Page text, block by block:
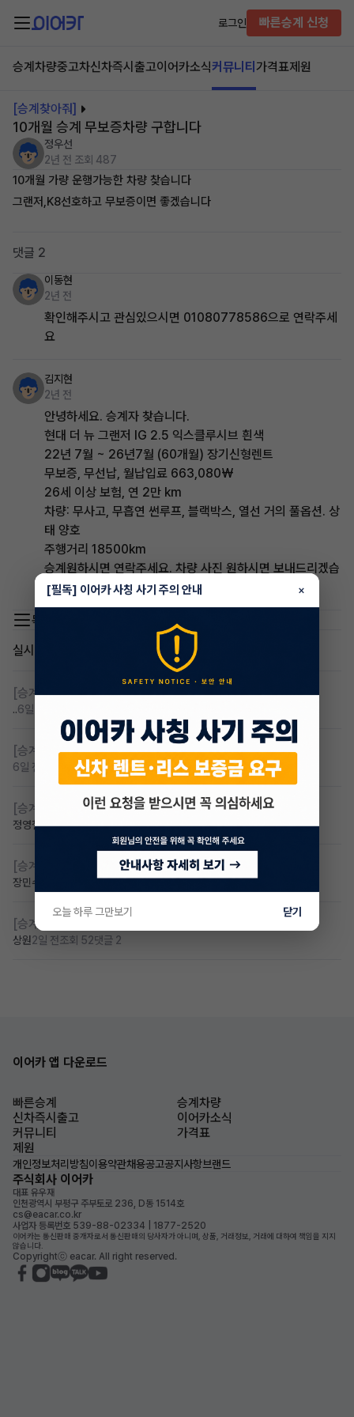
로그인 빠른승계 신청
승계차량중고차신차즉시출고이어카소식커뮤니티 가격표제원
[승계찾아줘]
10개월 승계 무보증차량 구합니다
정우선
2년 전 조회 487
10개월 가량 운행가능한 차량 찾습니다
그랜저,K8선호하고 무보증이면 좋겠습니다
댓글 2
이동현
2년 전
확인해주시고 관심있으시면 01080778586으로 연락주세
요
김지현
2년 전
안녕하세요. 승계자 찾습니다.
현대 더 뉴 그랜저 IG 2.5 익스클루시브 흰색
22년 7월 ~ 26년7월 (60개월) 장기신형렌트
무보증, 무선납, 월납입료 663,080₩
26세 이상 보험, 연 2만 km
차량: 무사고, 무흡연 썬루프, 블랙박스, 열선 거의 풀옵션. 상
태 양호
주행거리 18500km
승계원하시면 연락주세요. 차량 사진 원하시면 보내드리겠습
니다. 010-2353-3193
목록 이동
실시간 인기글
[승계찾아줘] 무심사 무보증 만21세 전기차 승계,2운전자
..6일 전
[승계찾아줘] 무보증 무심사 전기차 승계 알아봅니다
6일 전 조회 97댓글 1
[승계찾아줘] 무심사 차량구해요
정영철3일 전조회 75댓글 2
[승계찾아줘] 만 23세 무심사
장민수 조회 57댓글 1
[승계찾아줘]
상원2일 전조회 52댓글 2
이어카 앱 다운로드
빠른승계
승계차량
신차즉시출고
이어카소식
커뮤니티
가격표
제원
개인정보처리방침이용약관채용공고공지사항브랜드
주식회사 이어카
대표 유우재
인천광역시 부평구 주부토로 236, D동 1514호
cs@eacar.co.kr
사업자 등록번호 539-88-02334 | 1877-2520
이어카는 통신판매 중개자로서 통신판매의 당사자가 아니며, 상품, 거래정보, 거래에 대하여 책임을 지지
않습니다.
Copyrightⓒ eacar. All right reserved.
[필독] 이어카 사칭 사기 주의 안내 ×
오늘 하루 그만보기 닫기